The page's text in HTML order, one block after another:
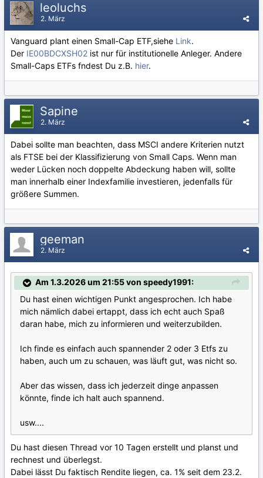
leoluchs
2. März
Vanguard plant einen Small-Cap ETF,siehe Link.
Der IE00BDCXSH02 ist nur für institutionelle Anleger. Andere
Small-Caps ETFs fndest Du z.B. hier.
Sapine
2. März
Dabei sollte man beachten, dass MSCI andere Kriterien nutzt
als FTSE bei der Klassifizierung von Small Caps. Wenn man
weder Lücken noch doppelte Abdeckung haben will, sollte
man innerhalb einer Indexfamilie investieren, jedenfalls für
größere Summen.
geeman
2. März
Am 1.3.2026 um 21:55 von speedy1991:
Du hast einen wichtigen Punkt angesprochen. Ich habe
mich nämlich dabei ertappt, dass ich echt auch Spaß
daran habe, mich zu informieren und weiterzubilden.
Ich finde es einfach auch spannender 2 oder 3 Etfs zu
haben, auch um zu schauen, was läuft gut, was nicht so.
Aber das wissen, dass ich jederzeit dinge anpassen
könnte, finde ich halt auch spannend.
usw....
Du hast diesen Thread vor 10 Tagen erstellt und planst und
rechnest und überlegst.
Dabei lässt Du faktisch Rendite liegen, ca. 1% seit dem 23.2.